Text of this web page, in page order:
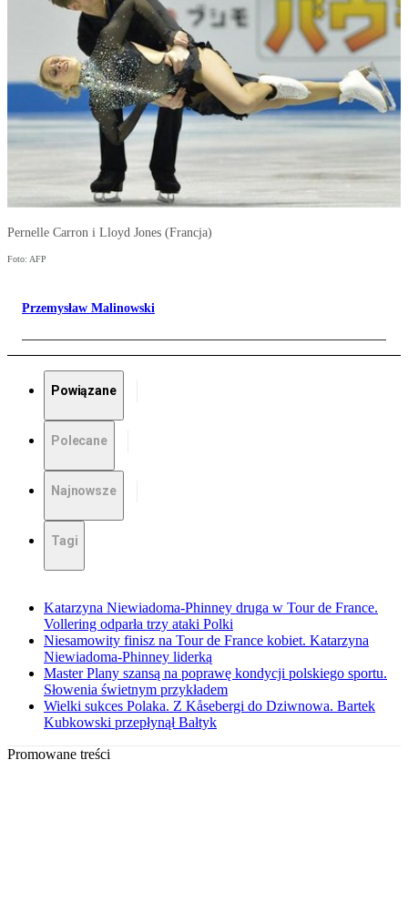
Pernelle Carron i Lloyd Jones (Francja)
Foto: AFP
Przemysław Malinowski
Powiązane
Polecane
Najnowsze
Tagi
Katarzyna Niewiadoma-Phinney druga w Tour de France.
Vollering odparła trzy ataki Polki
Niesamowity finisz na Tour de France kobiet. Katarzyna
Niewiadoma-Phinney liderką
Master Plany szansą na poprawę kondycji polskiego sportu.
Słowenia świetnym przykładem
Wielki sukces Polaka. Z Kåsebergi do Dziwnowa. Bartek
Kubkowski przepłynął Bałtyk
Promowane treści